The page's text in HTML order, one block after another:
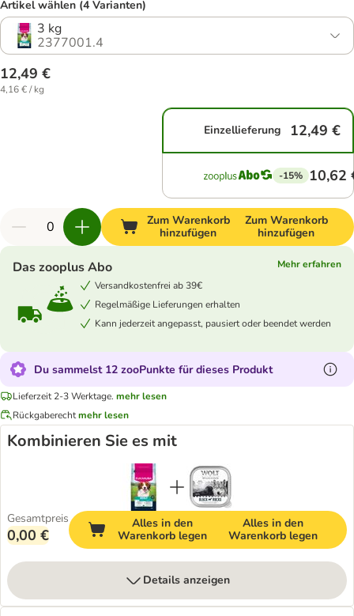
Artikel wählen (4 Varianten)
3 kg
2377001.4
12,49 €
4,16 € / kg
Einzellieferung 12,49 €
-15% 10,62
Zum Warenkorb
hinzufügen
Zum Warenkorb
hinzufügen
Das zooplus Abo
Mehr erfahren
Versandkostenfrei ab 39€
Regelmäßige Lieferungen erhalten
Kann jederzeit angepasst, pausiert oder beendet werden
Du sammelst 12 zooPunkte für dieses Produkt
Lieferzeit 2-3 Werktage. mehr lesen
Rückgaberechtmehr lesen
Kombinieren Sie es mit
Gesamtpreis
0,00 €
Alles in den
Warenkorb legen
Alles in den
Warenkorb legen
Details anzeigen